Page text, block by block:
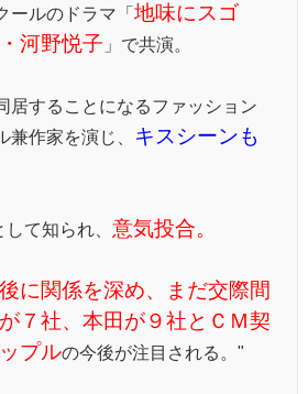
ールのドラマ「 地味にスゴ
河野悦子 」で共演。
居することになるファッション
兼作家を演じ、
キスシーンも
して知られ、 意気投合。
に関係を深め、まだ交際間
７社、本田が９社とＣＭ契
プルの今後が注目される。"